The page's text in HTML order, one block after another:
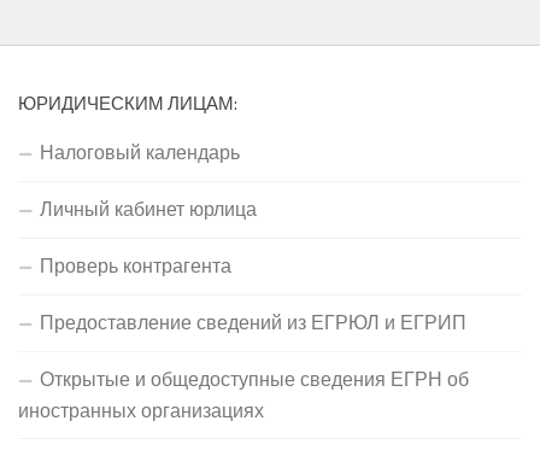
ЮРИДИЧЕСКИМ ЛИЦАМ:
Налоговый календарь
Личный кабинет юрлица
Проверь контрагента
Предоставление сведений из ЕГРЮЛ и ЕГРИП
Открытые и общедоступные сведения ЕГРН об
иностранных организациях